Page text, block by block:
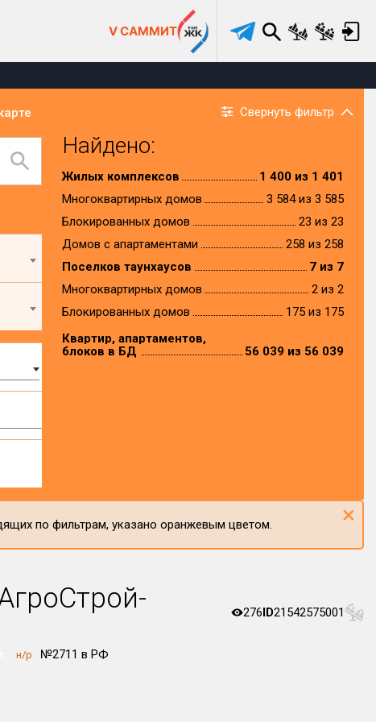
V САММИТ
Свернуть фильтр
Найдено:
Жилых комплексов
1 400 из 1 401
Многоквартирных домов
3 584 из 3 585
Блокированных домов
23 из 23
Домов с апартаментами
258 из 258
Поселков таунхаусов
7 из 7
Многоквартирных домов
2 из 2
Блокированных домов
175 из 175
Квартир, апартаментов,
блоков в БД
56 039 из 56 039
по фильтрам, указано оранжевым цветом. ×
276ID21542575001
н/р
№2711 в РФ